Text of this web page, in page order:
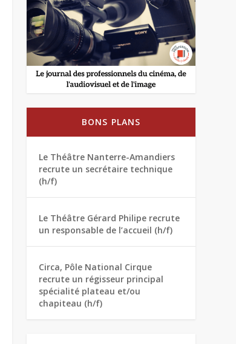
BONS PLANS
Le Théâtre Nanterre-Amandiers
recrute un secrétaire technique
(h/f)
Le Théâtre Gérard Philipe recrute
un responsable de l’accueil (h/f)
Circa, Pôle National Cirque
recrute un régisseur principal
spécialité plateau et/ou
chapiteau (h/f)